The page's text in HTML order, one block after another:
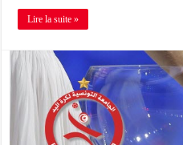
Lire la suite »